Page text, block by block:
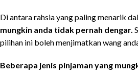
Di antara rahsia yang paling menarik
mungkin anda tidak pernah dengar.
pilihan ini boleh menjimatkan wang
Beberapa jenis pinjaman yang